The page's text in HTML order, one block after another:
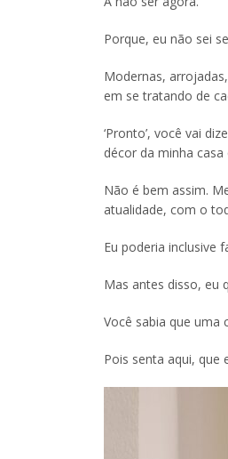
Porque, eu não sei
Modernas,
em se tratando de
‘Pronto’, você vai
décor da minha casa
Não é bem assim.
atualidade, com o
Eu poderia inclusive
Mas antes disso, eu
Você sabia que uma
Pois senta aqui, que